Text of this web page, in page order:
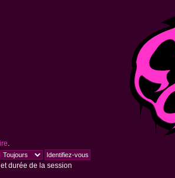
durée de la session